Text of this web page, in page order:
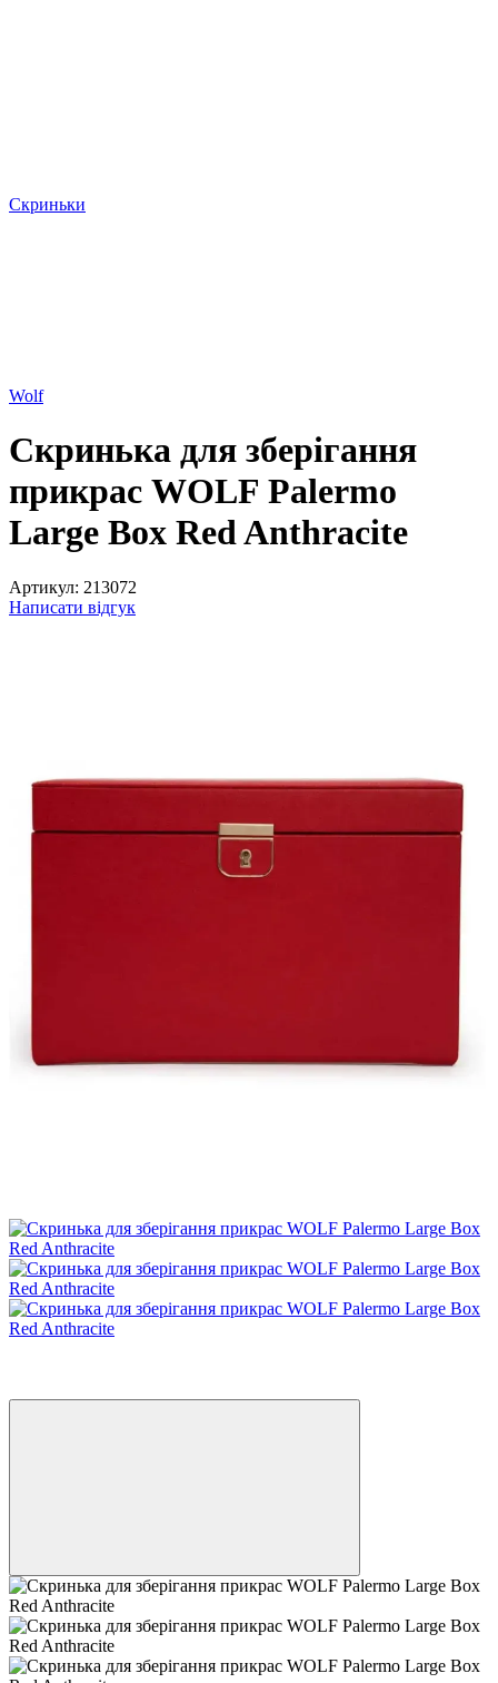
Скриньки
Wolf
Скринька для зберігання
прикрас WOLF Palermo
Large Box Red Anthracite
Артикул: 213072
Написати відгук